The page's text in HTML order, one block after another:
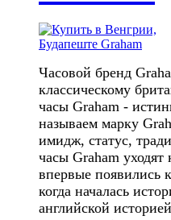
Часовой бренд
классическому
часы Graham -
называем марку
имидж, статус,
часы Graham уходят
впервые появились
когда началась
английской